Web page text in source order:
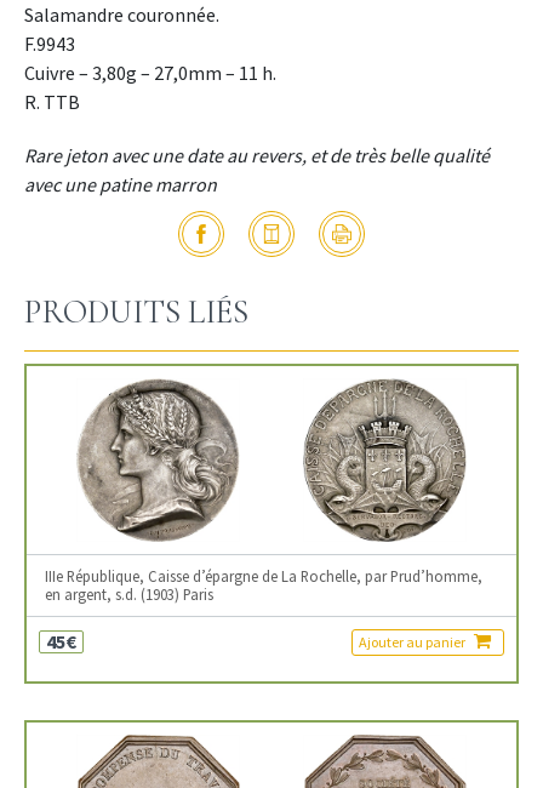
Salamandre couronnée.
F.9943
Cuivre – 3,80g – 27,0mm – 11 h.
R. TTB
Rare jeton avec une date au revers, et de très belle qualité
avec une patine marron
PRODUITS LIÉS
IIIe République, Caisse d’épargne de La Rochelle, par Prud’homme,
en argent, s.d. (1903) Paris
45€ Ajouter au panier